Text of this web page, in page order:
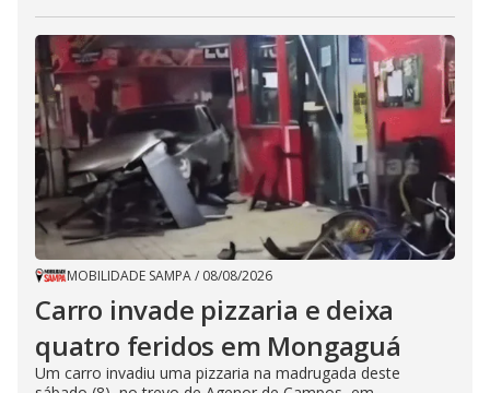
MOBILIDADE SAMPA/ 08/08/2026
Carro invade pizzaria e deixa
quatro feridos em Mongaguá
Um carro invadiu uma pizzaria na madrugada deste